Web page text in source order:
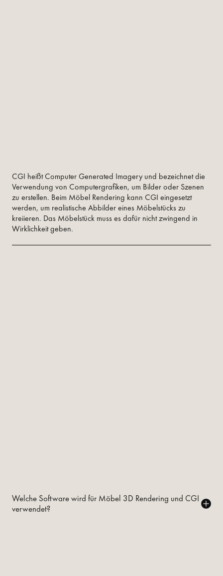
CGI heißt Computer Generated Imagery und bezeichnet die
Verwendung von Computergrafiken, um Bilder oder Szenen
zu erstellen. Beim Möbel Rendering kann CGI eingesetzt
werden, um realistische Abbilder eines Möbelstücks zu
kreiieren. Das Möbelstück muss es dafür nicht zwingend in
Wirklichkeit geben.
Welche Software wird für Möbel 3D Rendering und CGI
verwendet?